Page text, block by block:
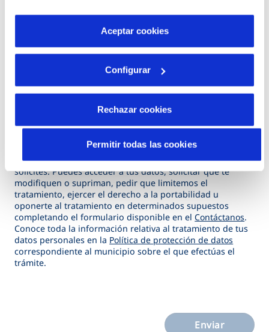
por tanto no se pueden desactivar. Puedes consultar
más información en nuestraPolítica de Cookies
Aceptar cookies
Configurar
Rechazar cookies
Permitir todas las cookies
A
j
u
t
r
c
h
i
v
o
s
Adjuntar archivos
(*) Campos obligatorios
DEL AGUA DE EXTREMADURA, S.A tratará tus datos
personales con la finalidad de tramitar la gestión que
solicites. Puedes acceder a tus datos, solicitar que te
modifiquen o supriman, pedir que limitemos el
tratamiento, ejercer el derecho a la portabilidad u
oponerte al tratamiento en determinados supuestos
completando el formulario disponible en elContáctanos.
Conoce toda la información relativa al tratamiento de tus
datos personales en la Política de protección de datos
correspondiente al municipio sobre el que efectúas el
trámite.
Enviar